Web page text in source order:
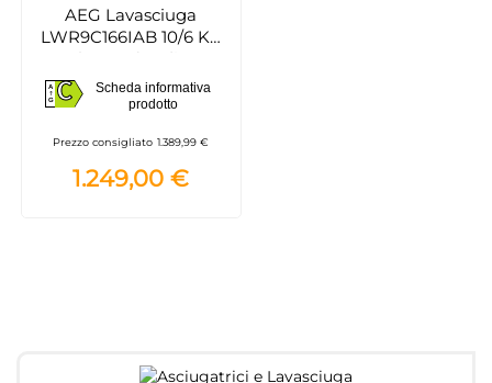
AEG Lavasciuga
LWR9C166IAB 10/6 Kg
esclusivo euronics)
A
G C
Scheda informativa
prodotto
Prezzo consigliato 1.389,99 €
1.249,00 €